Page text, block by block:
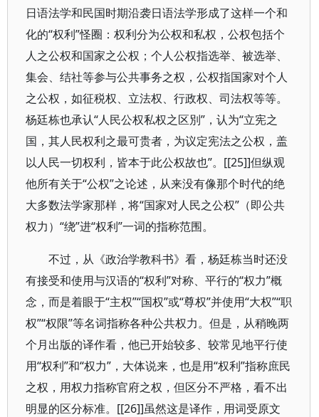
日语法学和民国时期沿袭日语法学形成了这样一个和
化的“权利”怪圈：权利分为公权和私权，公权包括个
人之公权和国家之公权；个人公权指选举、被选举、
集会、结社等参与公共事务之权，公权指国家对个人
之公权，如征税权、立法权、行政权、司法权等等。
杨廷栋也承认“人民公权私权之区別”，认为“立宪之
国，其人民权利之最可贵者，为议定宪法之公权，盖
以人民一切权利，皆本于此公权故也”。[[25]]但纵观
他所有关于“公权”之论述，从来没有像那个时代的绝
大多数法学家那样，将“国家对人民之公权”（即公共
权力）“绕”进“权利”一词的指称范围。
不过，从《政治学教科书》看，杨廷栋当时还没
有接受和使用与汉语的“权利”对称、平行的“权力”概
念，而是着眼于“主权”“国权”或“尊权”并使用“大权”“职
权”“权限”等名词指称各种公共权力。但是，从稍晚两
个月出版的译作看，他已开始较多、较常见地平行使
用“权利”和“权力”，大体说来，也是用“权利”指称庶民
之权，用权力指称官府之权，但区分不严格，看不出
明显的区分标准。[[26]]虽然这是译作，用词受原文